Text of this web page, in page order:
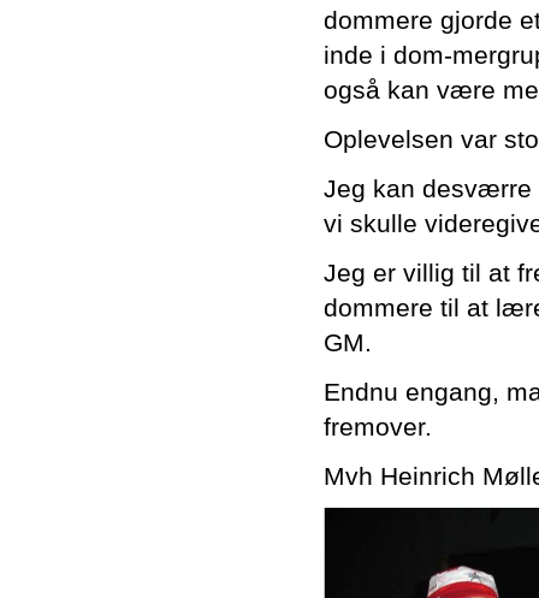
dommere gjorde
inde i dom-
også kan være
Oplevelsen var
Jeg kan desværre
vi skulle
Jeg er villig til at
dommere til at
GM.
Endnu engang,
fremover.
Mvh Heinrich